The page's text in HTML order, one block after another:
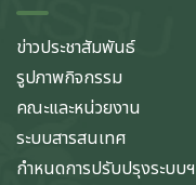
ข่าวประชาสัมพันธ์
รูปภาพกิจกรรม
คณะและหน่วยงาน
ระบบสารสนเทศ
กำหนดการปรับปรุงระบบฯ